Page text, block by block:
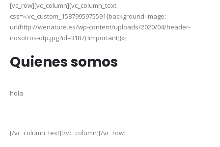
[vc_row][vc_column][vc_column_text
css=».vc_custom_1587995975591{background-image:
url(http://wenature.es/wp-content/uploads/2020/04/header-
nosotros-otp.jpg?id=3187) !important;}»]
Quienes somos
hola
[/vc_column_text][/vc_column][/vc_row]